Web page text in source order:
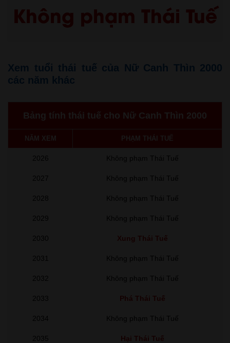
Không phạm Thái Tuế
Xem tuổi thái tuế của Nữ Canh Thìn 2000
các năm khác
Bảng tính thái tuế cho Nữ Canh Thìn 2000
NĂM XEM PHẠM THÁI TUẾ
2026 Không phạm Thái Tuế
2027 Không phạm Thái Tuế
2028 Không phạm Thái Tuế
2029 Không phạm Thái Tuế
2030 Xung Thái Tuế
2031 Không phạm Thái Tuế
2032 Không phạm Thái Tuế
2033 Phá Thái Tuế
2034 Không phạm Thái Tuế
2035 Hại Thái Tuế